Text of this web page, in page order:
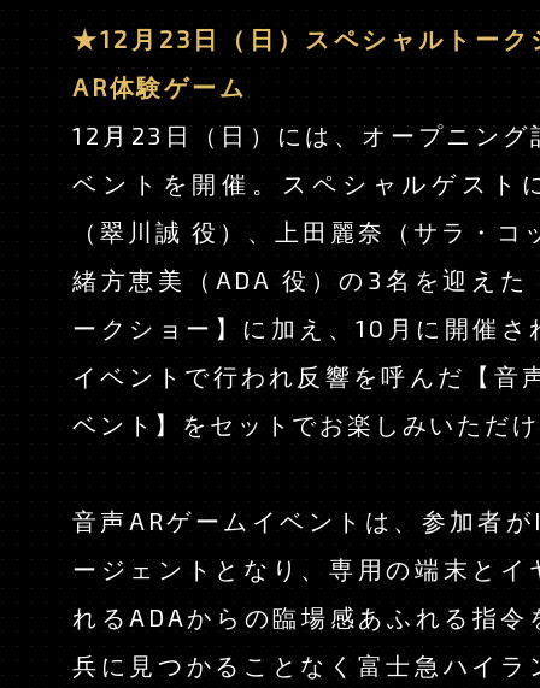
JAPANESE
★12月23日（日）スペシャルトーク
AR体験ゲーム
12月23日（日）には、オープニング
ベントを開催。スペシャルゲスト
（翠川誠 役）、上田麗奈（サラ・コ
緒方恵美（ADA 役）の3名を迎えた
ークショー】に加え、10月に開催さ
イベントで行われ反響を呼んだ【音
ベント】をセットでお楽しみいただ
音声ARゲームイベントは、参加者
ージェントとなり、専用の端末とイ
れるADAからの臨場感あふれる指令
兵に見つかることなく富士急ハイラ